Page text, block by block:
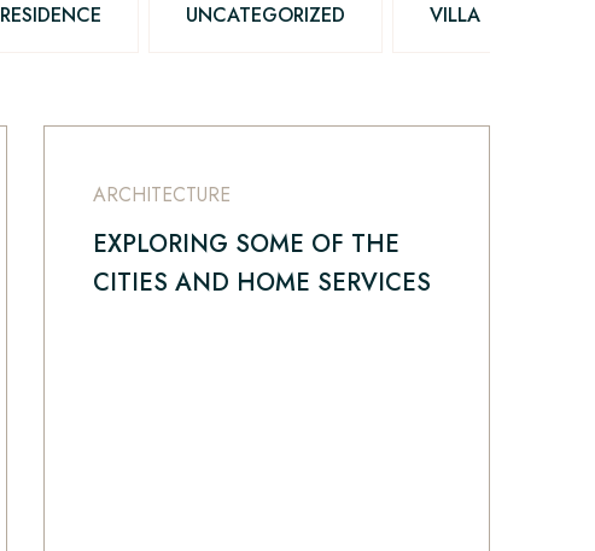
RESIDENCE UNCATEGORIZED VILLA
ARCHITECTURE
EXPLORING SOME OF THE
CITIES AND HOME SERVICES